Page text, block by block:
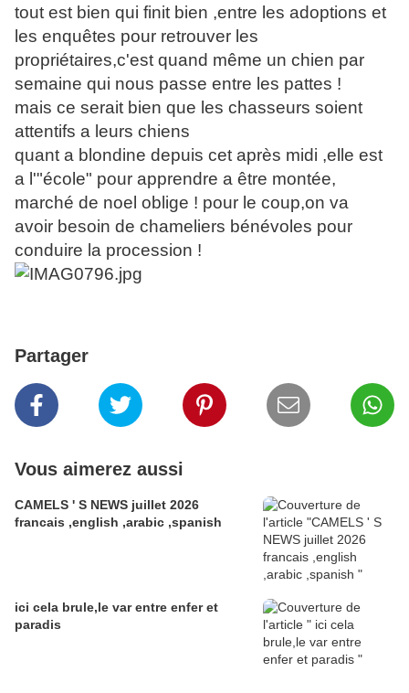
tout est bien qui finit bien ,entre les adoptions et
les enquêtes pour retrouver les
propriétaires,c'est quand même un chien par
semaine qui nous passe entre les pattes !
mais ce serait bien que les chasseurs soient
attentifs a leurs chiens
quant a blondine depuis cet après midi ,elle est
a l'"école" pour apprendre a être montée,
marché de noel oblige ! pour le coup,on va
avoir besoin de chameliers bénévoles pour
conduire la procession !
Partager
Vous aimerez aussi
CAMELS ' S NEWS juillet 2026
francais ,english ,arabic ,spanish
ici cela brule,le var entre enfer et
paradis